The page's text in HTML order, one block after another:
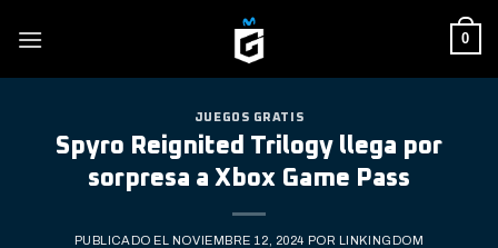
0
JUEGOS GRATIS
Spyro Reignited Trilogy llega por
sorpresa a Xbox Game Pass
PUBLICADO EL NOVIEMBRE 12, 2024 POR LINKINGDOM